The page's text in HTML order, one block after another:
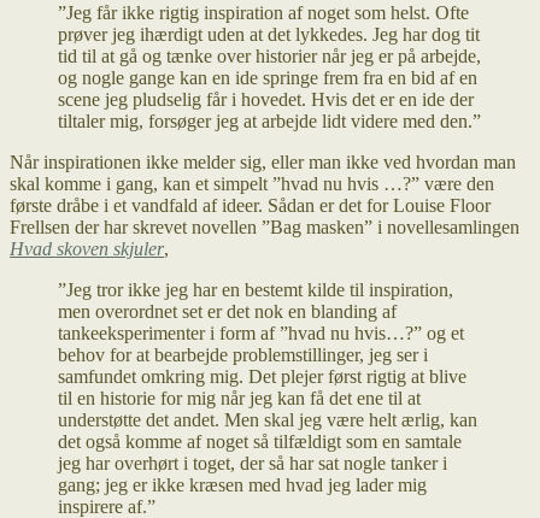
”Jeg får ikke rigtig inspiration af noget som helst. Ofte
prøver jeg ihærdigt uden at det lykkedes. Jeg har dog tit
tid til at gå og tænke over historier når jeg er på arbejde,
og nogle gange kan en ide springe frem fra en bid af en
scene jeg pludselig får i hovedet. Hvis det er en ide der
tiltaler mig, forsøger jeg at arbejde lidt videre med den.”
Når inspirationen ikke melder sig, eller man ikke ved hvordan man
skal komme i gang, kan et simpelt ”hvad nu hvis …?” være den
første dråbe i et vandfald af ideer. Sådan er det for Louise Floor
Frellsen der har skrevet novellen ”Bag masken” i novellesamlingen
Hvad skoven skjuler,
”Jeg tror ikke jeg har en bestemt kilde til inspiration,
men overordnet set er det nok en blanding af
tankeeksperimenter i form af ”hvad nu hvis…?” og et
behov for at bearbejde problemstillinger, jeg ser i
samfundet omkring mig. Det plejer først rigtig at blive
til en historie for mig når jeg kan få det ene til at
understøtte det andet. Men skal jeg være helt ærlig, kan
det også komme af noget så tilfældigt som en samtale
jeg har overhørt i toget, der så har sat nogle tanker i
gang; jeg er ikke kræsen med hvad jeg lader mig
inspirere af.”